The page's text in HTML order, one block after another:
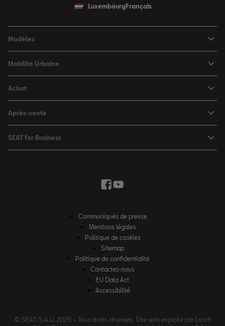
LuxembourgFrançais
Modèles
SEAT Arona
SEAT Leon
SEAT Leon Sportstourer
SEAT Ateca
Mobilité Urbaine
Voitures hybrides
Charger à domicile
Achat
Véhicules de stock
Conditions Summer
Après-vente
Services SEAT
Campagne Diesel EA189
Inspection & maintenance
FAQs
SEAT for Business
Communiqués de presse
Mentions légales
Politique de cookies
Sitemap
Politique de confidentialité
Contactez-nous
EU Data Act
Accessibilité
© SEAT, S.A.U. 2026 – Tous droits réservés. Site web exploité par Losch